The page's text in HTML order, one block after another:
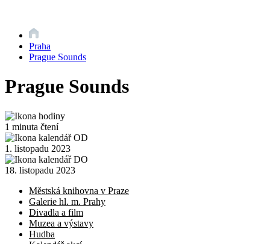
Praha
Prague Sounds
Prague Sounds
1 minuta čtení
1. listopadu 2023
18. listopadu 2023
Městská knihovna v Praze
Galerie hl. m. Prahy
Divadla a film
Muzea a výstavy
Hudba